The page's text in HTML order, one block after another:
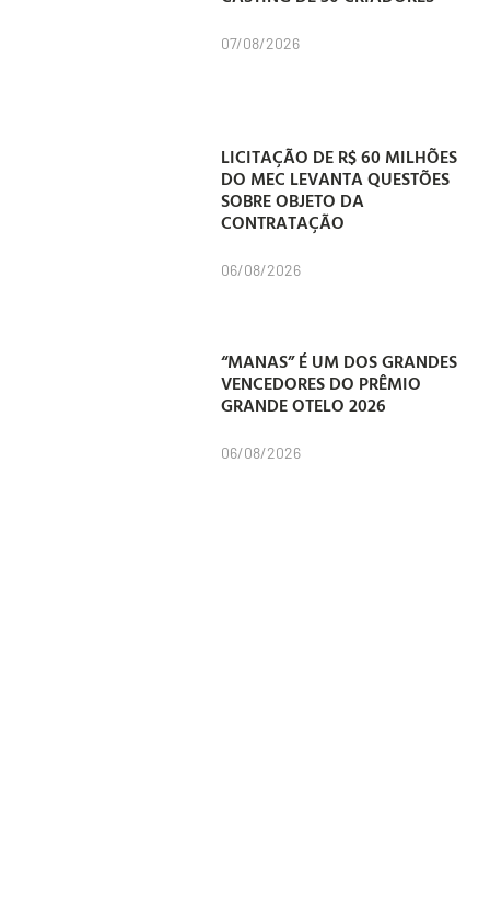
07/08/2026
LICITAÇÃO DE R$ 60 MILHÕES
DO MEC LEVANTA QUESTÕES
SOBRE OBJETO DA
CONTRATAÇÃO
06/08/2026
“MANAS” É UM DOS GRANDES
VENCEDORES DO PRÊMIO
GRANDE OTELO 2026
06/08/2026